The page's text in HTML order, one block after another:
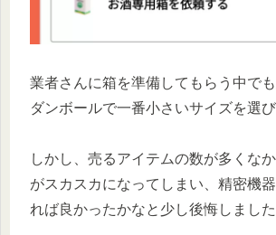
業者さんに箱を準備してもらう中で
ダンボールで一番小さいサイズを選
しかし、売るアイテムの数が多くな
がスカスカになってしまい、精密機
れば良かったかなと少し後悔しました